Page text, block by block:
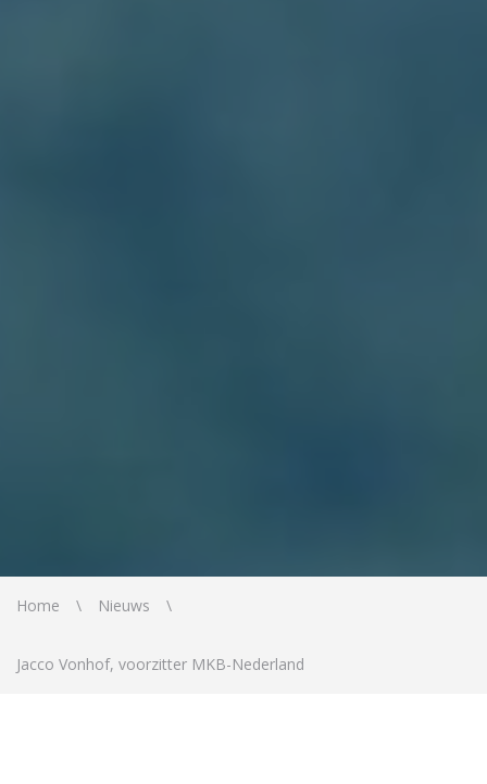
Home Nieuws
Jacco Vonhof, voorzitter MKB-Nederland